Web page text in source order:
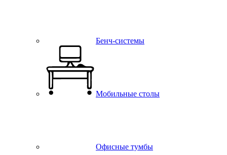
Бенч-системы
Мобильные столы
Офисные тумбы